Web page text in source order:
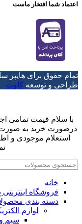
اعتماد شما افتخار ماست
تمام حقوق برای هایپر
طراحی و توسعه کاوت
با سلام قیمت
درصورت خرید به
خانه
فروشگاه
دسته بندی
لوازم
سیم